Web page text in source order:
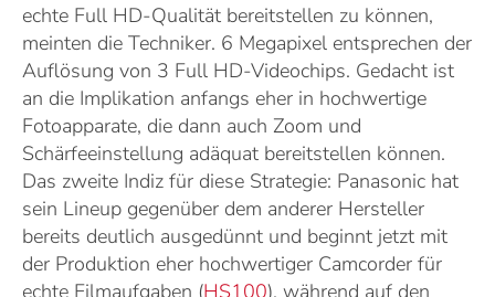
echte Full HD-Qualität bereitstellen zu können,
meinten die Techniker. 6 Megapixel entsprechen der
Auflösung von 3 Full HD-Videochips. Gedacht ist
an die Implikation anfangs eher in hochwertige
Fotoapparate, die dann auch Zoom und
Schärfeeinstellung adäquat bereitstellen können.
Das zweite Indiz für diese Strategie: Panasonic hat
sein Lineup gegenüber dem anderer Hersteller
bereits deutlich ausgedünnt und beginnt jetzt mit
der Produktion eher hochwertiger Camcorder für
echte Filmaufgaben (HS100), während auf den